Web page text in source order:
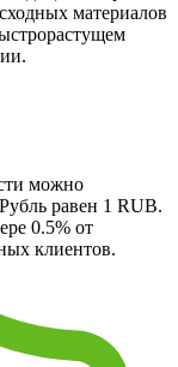
материалов
можно
равен 1 RUB.
0.5% от
клиентов.